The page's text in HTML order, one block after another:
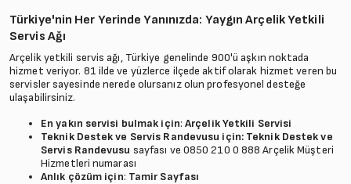
Türkiye'nin Her Yerinde Yanınızda: Yaygın Arçelik Yetkili
Servis Ağı
Arçelik yetkili servis ağı, Türkiye genelinde 900'ü aşkın noktada
hizmet veriyor. 81 ilde ve yüzlerce ilçede aktif olarak hizmet veren bu
servisler sayesinde nerede olursanız olun profesyonel desteğe
ulaşabilirsiniz.
En yakın servisi bulmak için:Arçelik Yetkili Servisi
Teknik Destek ve Servis Randevusu için: Teknik Destek ve
Servis Randevusu sayfası ve 0850 210 0 888 Arçelik Müşteri
Hizmetleri numarası
Anlık çözüm için: Tamir Sayfası